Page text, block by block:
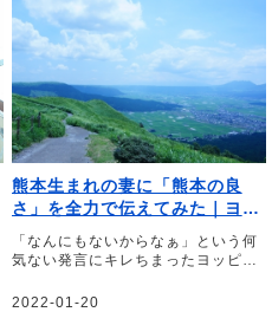
熊本生まれの妻に「熊本の良
さ」を全力で伝えてみた｜ヨッ
ピー
「なんにもないからなぁ」という何
気ない発言にキレちまったヨッピー
の地元の熊本市内・県内の見どころ
2022-01-20